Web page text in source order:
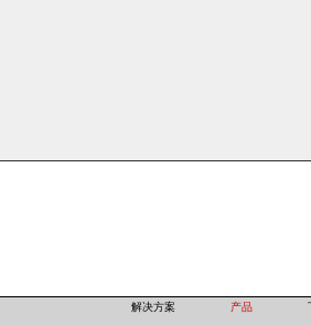
解决方案 产品